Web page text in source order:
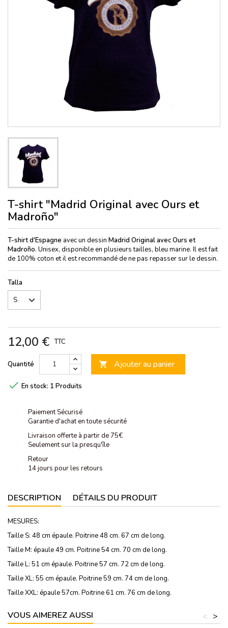
T-shirt "Madrid Original avec Ours et
Madroño"
T-shirt d'Espagne avec un dessin Madrid Original avec Ours et
Madroño. Unisex, disponible en plusieurs tailles, bleu marine. Il est fait
de 100% coton et il est recommandé de ne pas repasser sur le dessin.
Talla
12,00 € TTC
Quantité  Ajouter au panier
 En stock: 1 Produits
Paiement Sécurisé
Garantie d'achat en toute sécurité
Livraison offerte à partir de 75€
Seulement sur la presqu'île
Retour
14 jours pour les retours
DESCRIPTION DÉTAILS DU PRODUIT
MESURES:
Taille S: 48 cm épaule. Poitrine 48 cm. 67 cm de long.
Taille M: épaule 49 cm. Poitrine 54 cm. 70 cm de long.
Taille L: 51 cm épaule. Poitrine 57 cm. 72 cm de long.
Taille XL: 55 cm épaule. Poitrine 59 cm. 74 cm de long.
Taille XXL: épaule 57cm. Poitrine 61 cm. 76 cm de long.
VOUS AIMEREZ AUSSI >
<